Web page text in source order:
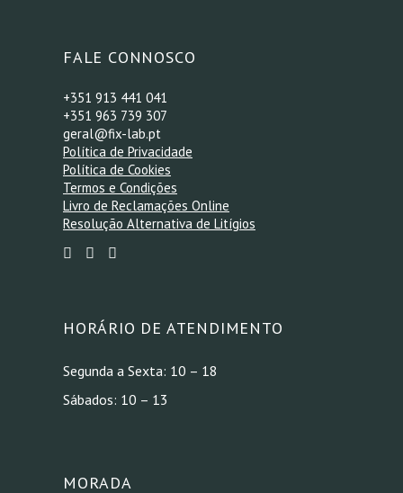
FALE CONNOSCO
+351 913 441 041
+351 963 739 307
geral@fix-lab.pt
Política de Privacidade
Política de Cookies
Termos e Condições
Livro de Reclamações Online
Resolução Alternativa de Litígios
HORÁRIO DE ATENDIMENTO
Segunda a Sexta: 10 – 18
Sábados: 10 – 13
MORADA